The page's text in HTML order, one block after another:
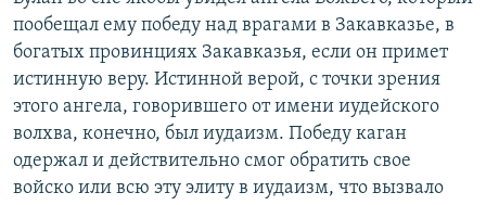
пообещал ему победу над врагами в Закавказье, в
богатых провинциях Закавказья, если он примет
истинную веру. Истинной верой, с точки зрения
этого ангела, говорившего от имени иудейского
волхва, конечно, был иудаизм. Победу каган
одержал и действительно смог обратить свое
войско или всю эту элиту в иудаизм, что вызвало